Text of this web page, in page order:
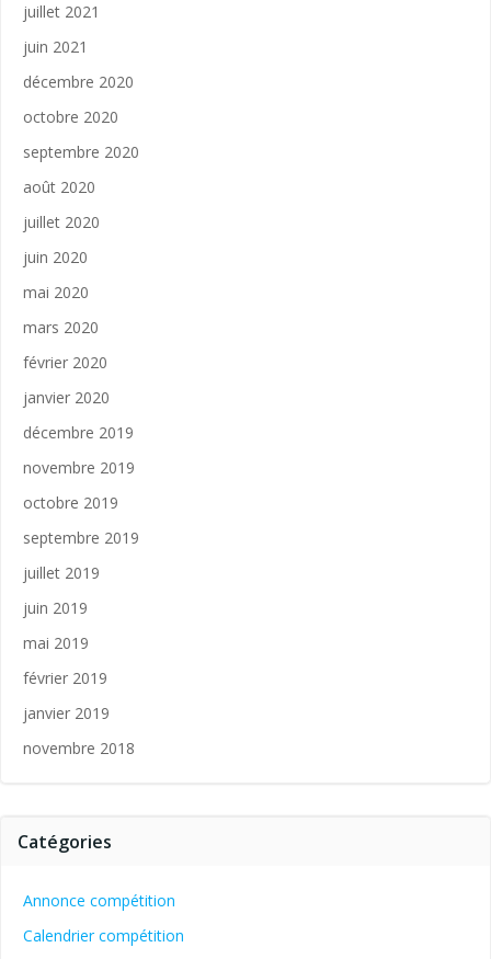
juillet 2021
juin 2021
décembre 2020
octobre 2020
septembre 2020
août 2020
juillet 2020
juin 2020
mai 2020
mars 2020
février 2020
janvier 2020
décembre 2019
novembre 2019
octobre 2019
septembre 2019
juillet 2019
juin 2019
mai 2019
février 2019
janvier 2019
novembre 2018
Catégories
Annonce compétition
Calendrier compétition